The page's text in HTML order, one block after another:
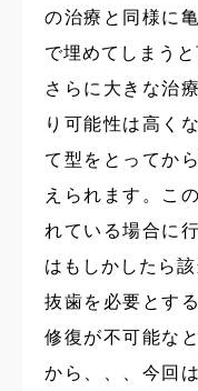
の治療と同様に
で埋めてしまうと
さらに大きな治
り可能性は高く
て型をとってか
えられます。こ
れている場合に
はもしかしたら
抜歯を必要とす
修復が不可能な
から、、、今回